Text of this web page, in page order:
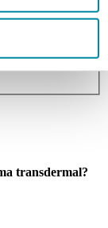
transdermal?